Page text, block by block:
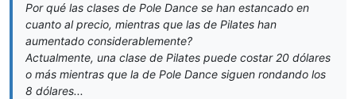
Por qué las clases de Pole Dance se han estancado en
cuanto al precio, mientras que las de Pilates han
aumentado considerablemente?
Actualmente, una clase de Pilates puede costar 20 dólares
o más mientras que la de Pole Dance siguen rondando los
8 dólares...